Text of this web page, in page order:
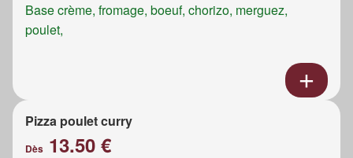
Base crème, fromage, boeuf, chorizo, merguez,
poulet,
Pizza poulet curry
Dès 13.50 €